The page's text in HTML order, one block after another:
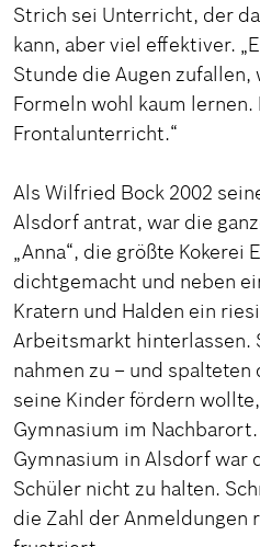
Strich sei Unterricht, der
kann, aber viel effektiver.
Stunde die Augen
Formeln wohl kaum lernen.
Frontalunterricht.“
Als Wilfried Bock 2002
Alsdorf antrat, war die
„Anna“, die größte Kokerei
dichtgemacht und neben
Kratern und Halden ein
Arbeitsmarkt hinterlassen.
nahmen zu – und
seine Kinder fördern
Gymnasium im
Gymnasium in Alsdorf war
Schüler nicht zu halten.
die Zahl der Anmeldungen